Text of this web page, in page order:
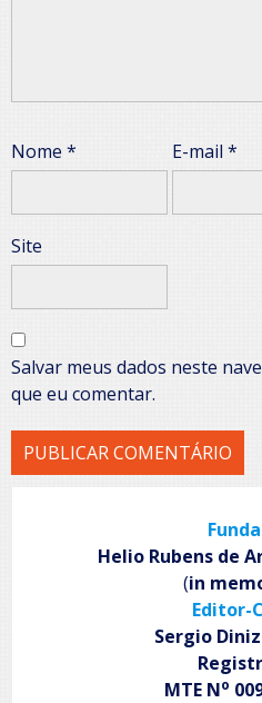
Nome * E-mail*
Site
Salvar meus dados neste
que eu comentar.
Helio Rubens de
(in
Editor-
Sergio
MTE No